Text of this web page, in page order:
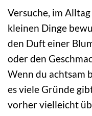
Versuche, im
kleinen Dinge
den Duft einer
oder den
Wenn du achtsam
es viele Gründe
vorher vielleicht